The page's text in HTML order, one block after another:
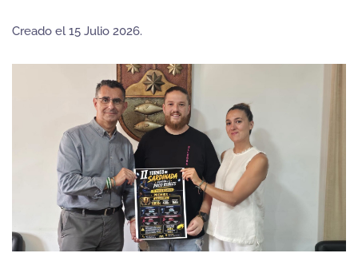
Creado el15 Julio 2026.